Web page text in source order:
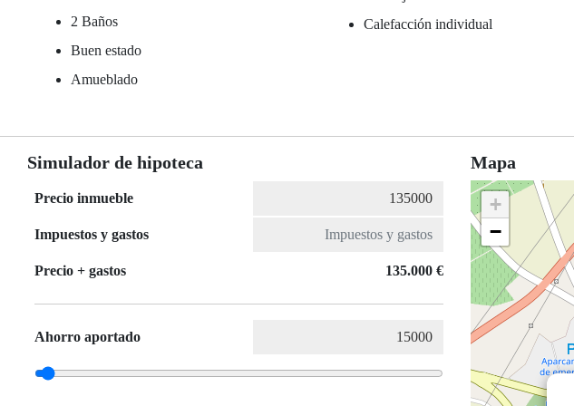
2 Baños
Buen estado
Amueblado
Calefacción individual
Simulador de hipoteca
Precio inmueble
Impuestos y gastos
Precio + gastos 135.000 €
Ahorro aportado
Mapa
+
−